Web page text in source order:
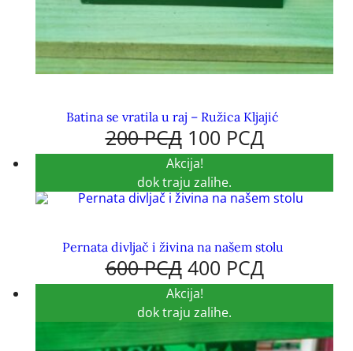
Batina se vratila u raj – Ružica Kljajić
200РСД 100 РСД
Akcija!
dok traju zalihe.
Pernata divljač i živina na našem stolu
600РСД 400 РСД
Akcija!
dok traju zalihe.